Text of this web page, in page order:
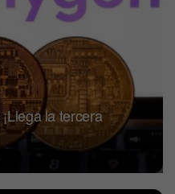
la tercera